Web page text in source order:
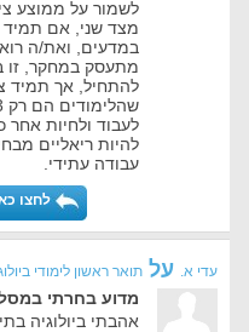
מצד שני, אם תמיד
במדעים, ואת/ה
מתעסק במחקר, זו
להתחיל, אך תמיד
לעבוד ולחיות אחר
להיות ריאליים
עבודה עתידי.
לחצו
עדי א. על תואר ראשון לימודי
מדוע בחרתי
אהבתי ביולוגיה